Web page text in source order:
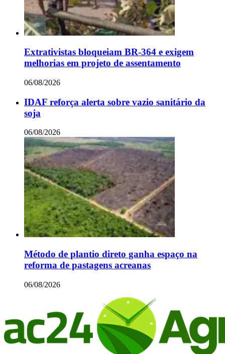
Extrativistas bloqueiam BR-364 e exigem
melhorias em projeto de assentamento
06/08/2026
IDAF reforça alerta sobre vazio sanitário da
soja
06/08/2026
Método de plantio direto ganha espaço na
reforma de pastagens acreanas
06/08/2026